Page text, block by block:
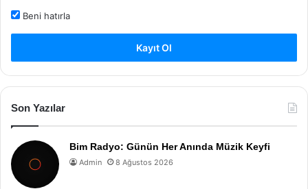
Beni hatırla
Kayıt Ol
Son Yazılar
Bim Radyo: Günün Her Anında Müzik Keyfi
Admin 8 Ağustos 2026